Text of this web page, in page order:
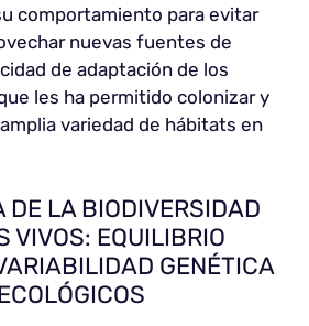
comportamiento para evitar
nuevas fuentes de
de adaptación de los
les ha permitido colonizar y
variedad de hábitats en
DE LA BIODIVERSIDAD
VIVOS: EQUILIBRIO
GENÉTICA